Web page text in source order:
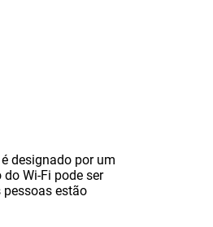
designado por um
Wi-Fi pode ser
estão